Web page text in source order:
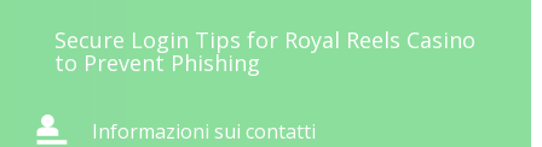
Secure Login Tips for Royal Reels Casino
to Prevent Phishing
Informazioni sui contatti